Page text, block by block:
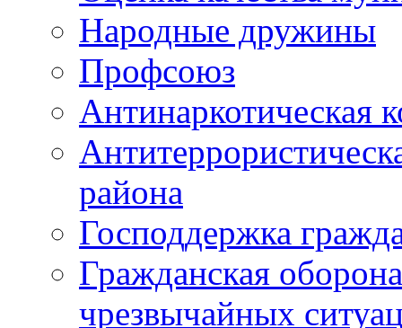
Народные дружины
Профсоюз
Антинаркотическая
района
Господдержка
Гражданская
чрезвычайных